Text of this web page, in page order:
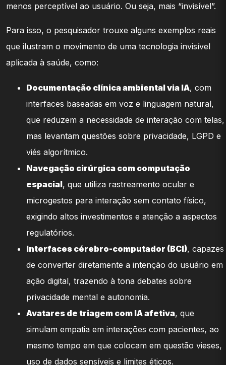
menos perceptível ao usuário. Ou seja, mais “invisível”.
Para isso, o pesquisador trouxe alguns exemplos reais
que ilustram o movimento de uma tecnologia invisível
aplicada à saúde, como:
Documentação clínica ambiental via IA, com
interfaces baseadas em voz e linguagem natural,
que reduzem a necessidade de interação com telas,
mas levantam questões sobre privacidade, LGPD e
viés algorítmico.
Navegação cirúrgica com computação
espacial, que utiliza rastreamento ocular e
microgestos para interação sem contato físico,
exigindo altos investimentos e atenção a aspectos
regulatórios.
Interfaces cérebro-computador (BCI), capazes
de converter diretamente a intenção do usuário em
ação digital, trazendo à tona debates sobre
privacidade mental e autonomia.
Avatares de triagem com IA afetiva, que
simulam empatia em interações com pacientes, ao
mesmo tempo em que colocam em questão vieses,
uso de dados sensíveis e limites éticos.